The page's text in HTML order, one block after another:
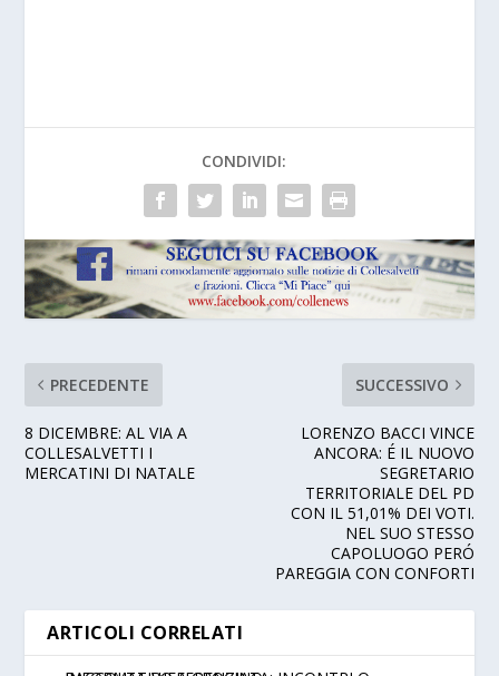
CONDIVIDI:
PRECEDENTE
8 DICEMBRE: AL VIA A
COLLESALVETTI I
MERCATINI DI NATALE
SUCCESSIVO
LORENZO BACCI VINCE
ANCORA: É IL NUOVO
SEGRETARIO
TERRITORIALE DEL PD
CON IL 51,01% DEI VOTI.
NEL SUO STESSO
CAPOLUOGO PERÓ
PAREGGIA CON CONFORTI
ARTICOLI CORRELATI